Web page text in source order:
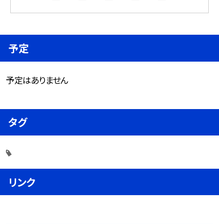
予定
予定はありません
タグ
リンク